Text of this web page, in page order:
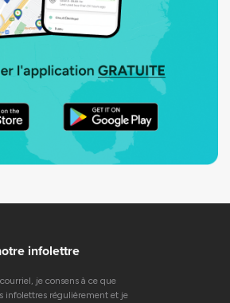
infolettre
je consens à ce que
infolettres régulièrement et je